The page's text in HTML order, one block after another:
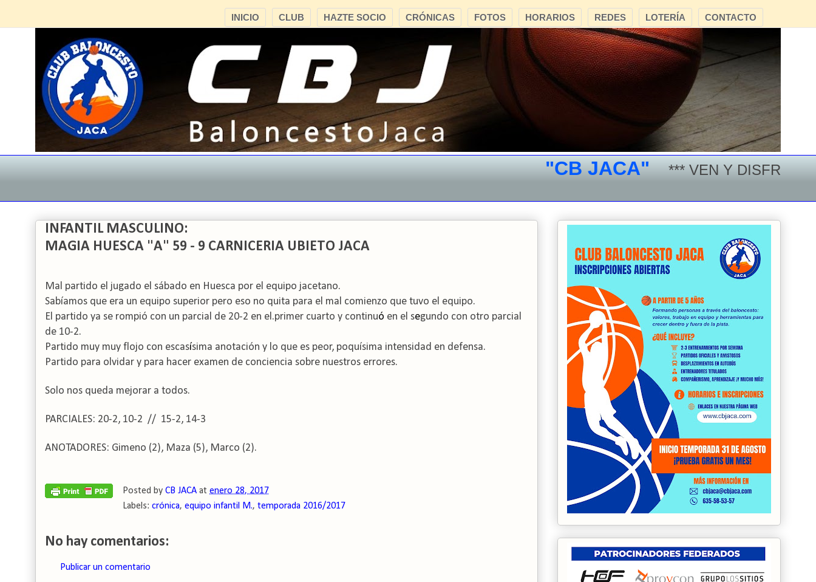
CONTACTO
LOTERÍA
REDES
HORARIOS
FOTOS
CRÓNICAS
HAZTE SOCIO
CLUB
INICIO
"CB JACA" *** VEN Y DISFRUTA DEL
INFANTIL MASCULINO:
MAGIA HUESCA "A" 59 - 9 CARNICERIA UBIETO JACA
Mal partido el jugado el sábado en Huesca por el equipo jacetano.
Sabíamos que era un equipo superior pero eso no quita para el mal comienzo que tuvo el equipo.
El partido ya se rompió con un parcial de 20-2 en el.primer cuarto y continuó en el segundo con otro parcial
de 10-2.
Partido muy muy flojo con escasísima anotación y lo que es peor, poquísima intensidad en defensa.
Partido para olvidar y para hacer examen de conciencia sobre nuestros errores.
Solo nos queda mejorar a todos.
PARCIALES: 20-2, 10-2 // 15-2, 14-3
ANOTADORES: Gimeno (2), Maza (5), Marco (2).
Posted by CB JACA at enero 28, 2017
Labels: crónica, equipo infantil M., temporada 2016/2017
No hay comentarios:
Publicar un comentario